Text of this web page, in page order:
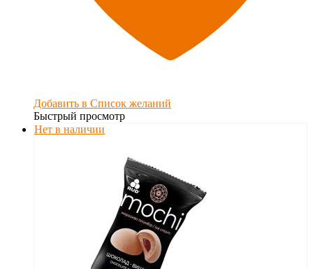
Добавить в Список желаний
Быстрый просмотр
Нет в наличии